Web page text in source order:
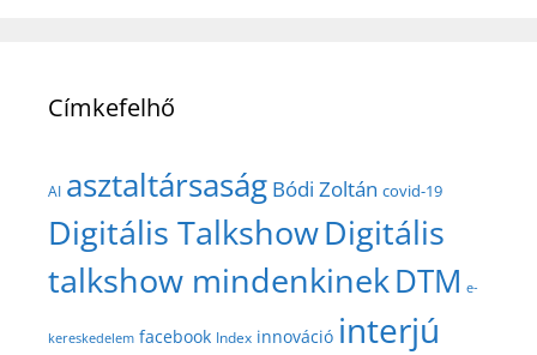
Címkefelhő
AI asztaltársaság Bódi Zoltán covid-19
Digitális TalkshowDigitális
talkshow mindenkinekDTM e-
kereskedelem facebook Index innováció interjú